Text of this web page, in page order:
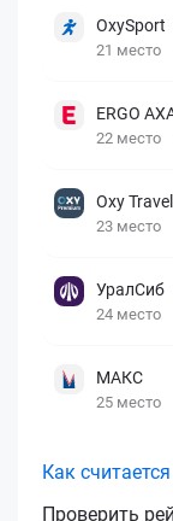
OxySport
21 место
ERGO
22 место
Oxy
23 место
УралСиб
24 место
МАКС
25 место
Как
Проверить